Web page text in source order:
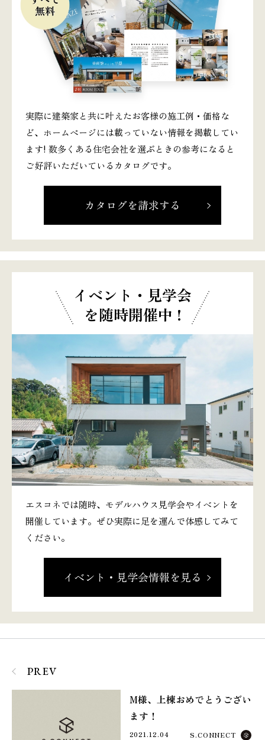
実際に建築家と共に叶えたお客様の施工例・価格な
ど、ホームページには載っていない情報を掲載してい
ます! 数多くある住宅会社を選ぶときの参考になると
ご好評いただいているカタログです。
カタログを請求する
イベント・見学会
を随時開催中 !
エスコネでは随時、モデルハウス見学会やイベントを
開催しています。ぜひ実際に足を運んで体感してみて
ください。
イベント・見学会情報を見る
PREV
M様、上棟おめでとうござい
ます！
2021.12.04 S.CONNECT